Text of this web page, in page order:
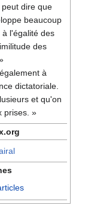
dire que
beaucoup
l'égalité des
des
à
dictatoriale.
et qu'on
prises. »